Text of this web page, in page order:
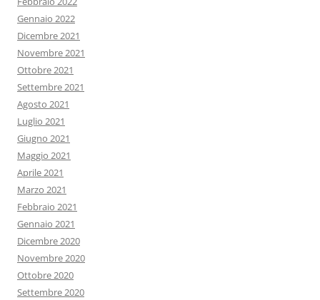
Gennaio 2022
Dicembre 2021
Novembre 2021
Ottobre 2021
Settembre 2021
Agosto 2021
Luglio 2021
Giugno 2021
Maggio 2021
Aprile 2021
Marzo 2021
Febbraio 2021
Gennaio 2021
Dicembre 2020
Novembre 2020
Ottobre 2020
Settembre 2020